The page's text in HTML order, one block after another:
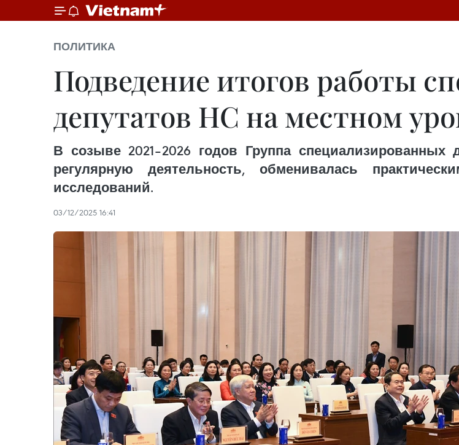
ПОЛИТИКА
Подведение итогов работы
депутатов НС на местном
В созыве 2021–2026 годов Группа
регулярную деятельность, обменивалась
исследований.
03/12/2025 16:41